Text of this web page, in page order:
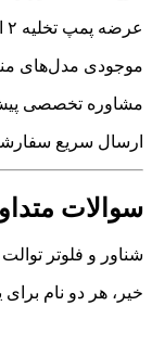
عرضه پمپ تخلیه ۲ اینچ و ۳ اینچ
موجودی مدل‌های
مشاوره تخصصی
ارسال سریع
سوالات
شناور و فلوتر
خیر، هر دو نام